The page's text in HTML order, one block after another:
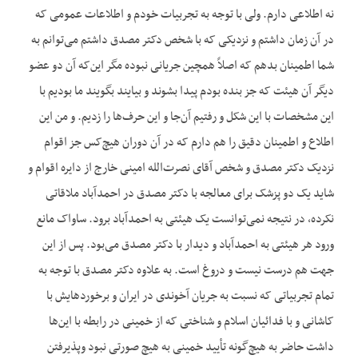
نه اطلاعی دارم. ولی با توجه به تجربیات خودم و اطلاعات عمومی که
در آن زمان داشتم و نزدیکی که با شخص دکتر مصدق داشتم می‌توانم به
شما اطمینان بدهم که اصلاً همچین جریانی نبوده مگر این‌که آن دو عضو
دیگر آن هیئت که جز بنده بودم پیدا بشوند و بیایند بگویند ما بودیم با
این مشخصات با این شکل و رفتیم آن‌جا و این حرف‌ها را زدیم. و من این
اطلاع و اطمینان دقیق را هم دارم که در آن دوران هیچ‌کس جز اقوام
نزدیک دکتر مصدق و شخص آقای نصرت‌الله امینی خارج از دایره اقوام و
شاید یک دو پزشک برای معالجه با دکتر مصدق در احمدآباد ملاقاتی
نکرده، در نتیجه نمی‌توانست یک هیئتی به احمدآباد برود. ساواک مانع
ورود هر هیئتی به احمدآباد و دیدار با دکتر مصدق می‌بود. پس از این
جهت هم درست نیست و دروغ است. به علاوه دکتر مصدق با توجه به
تمام تجربیاتی که نسبت به جریان آخوندی در ایران و برخوردهایش با
کاشانی و با فدائیان اسلام و شناختی که از خمینی در رابطه با این‌ها
داشت حاضر به هیچ‌گونه تأیید خمینی به هیچ صورتی نبود وپذیرفتن